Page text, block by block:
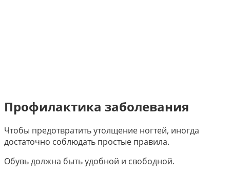
Профилактика заболевания
Чтобы предотвратить утолщение ногтей, иногда
достаточно соблюдать простые правила.
Обувь должна быть удобной и свободной.